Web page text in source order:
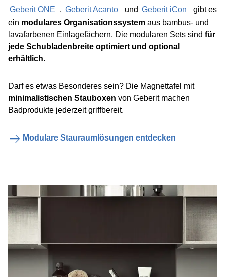
Geberit ONE
, Geberit Acanto und Geberit iCon
gibt es
ein modulares Organisationssystem aus bambus- und
lavafarbenen Einlagefächern. Die modularen Sets sind für
jede Schubladenbreite optimiert und optional
erhältlich.
Darf es etwas Besonderes sein? Die Magnettafel mit
minimalistischen Stauboxen von Geberit machen
Badprodukte jederzeit griffbereit.
Modulare Stauraumlösungen entdecken